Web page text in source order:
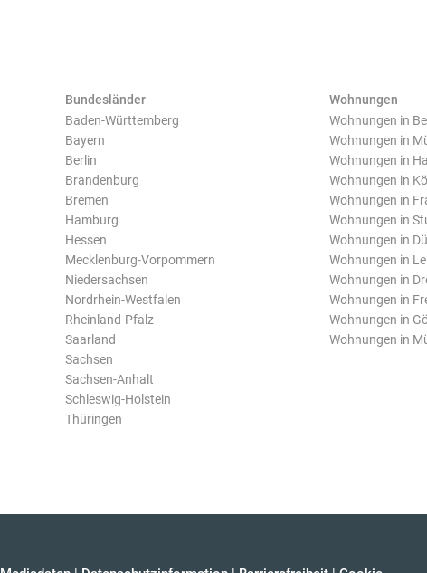
Bundesländer
Baden-Württemberg
Bayern
Berlin
Brandenburg
Bremen
Hamburg
Hessen
Mecklenburg-Vorpommern
Niedersachsen
Nordrhein-Westfalen
Rheinland-Pfalz
Saarland
Sachsen
Sachsen-Anhalt
Schleswig-Holstein
Thüringen
Wohnungen
Wohnungen in
Wohnungen in
Wohnungen in
Wohnungen in
Wohnungen in
Wohnungen in
Wohnungen in
Wohnungen in
Wohnungen in
Wohnungen in
Wohnungen in
Wohnungen in